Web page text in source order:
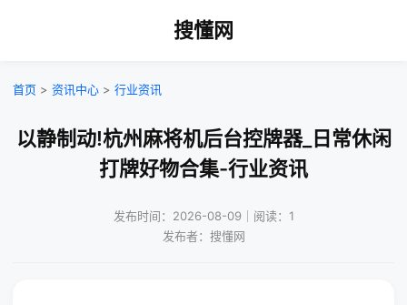
搜懂网
首页 > 资讯中心 > 行业资讯
以静制动!杭州麻将机后台控牌器_日常休闲
打牌好物合集-行业资讯
发布时间：2026-08-09｜阅读：1
发布者：搜懂网